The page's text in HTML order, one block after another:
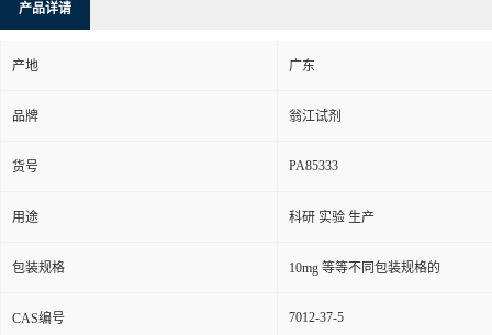
产品详请
产地 广东
品牌 翁江试剂
货号 PA85333
用途 科研 实验 生产
包装规格 10mg 等等不同包装规格的
CAS编号 7012-37-5